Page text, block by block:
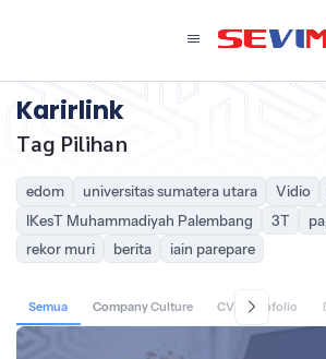
Karirlink
Semua Company Culture CV/Portofolio
Tag Pilihan
edom universitas sumatera utara Vidio
IKesT Muhammadiyah Palembang
3T
rekor muri
berita iain parepare